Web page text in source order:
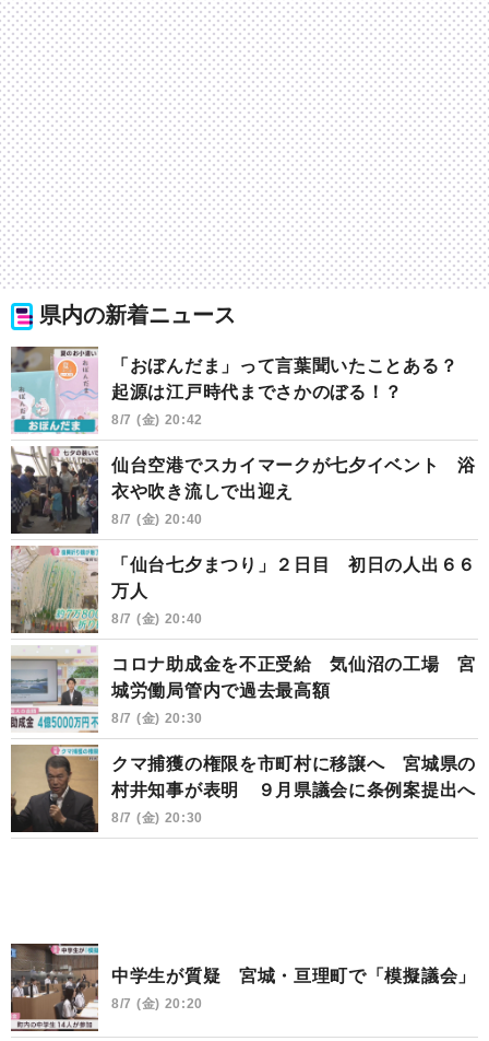
県内の新着ニュース
「おぼんだま」って言葉聞いたことある？
起源は江戸時代までさかのぼる！？
8/7 (金) 20:42
仙台空港でスカイマークが七夕イベント 浴
衣や吹き流しで出迎え
8/7 (金) 20:40
「仙台七夕まつり」２日目 初日の人出６６
万人
8/7 (金) 20:40
コロナ助成金を不正受給 気仙沼の工場 宮
城労働局管内で過去最高額
8/7 (金) 20:30
クマ捕獲の権限を市町村に移譲へ 宮城県の
村井知事が表明 ９月県議会に条例案提出へ
8/7 (金) 20:30
中学生が質疑 宮城・亘理町で「模擬議会」
8/7 (金) 20:20